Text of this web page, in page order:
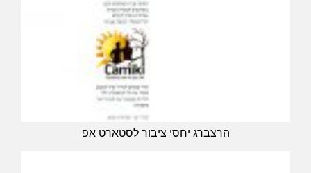
הרצברג יחסי ציבור לסטארט אפ